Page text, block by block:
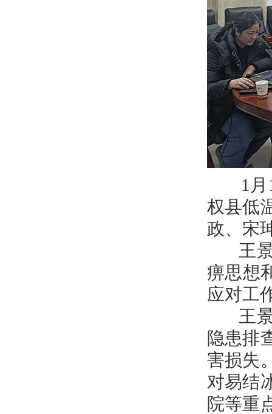
1月18
权县低
政、宋
王景
痹思想
应对工
王景
隐患排
害损失
对易结
院等重